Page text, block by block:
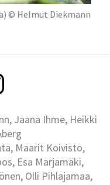
© Helmut Diekmann
Jaana Ihme, Heikki
Maarit Koivisto,
Esa Marjamäki,
Olli Pihlajamaa,